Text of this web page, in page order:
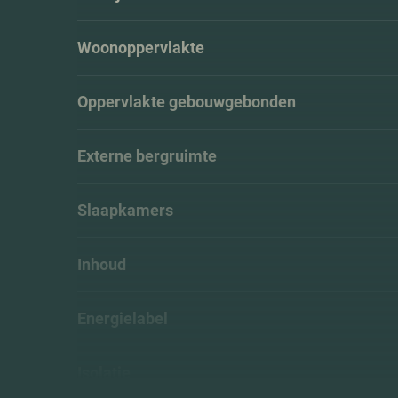
Woonoppervlakte
Oppervlakte gebouwgebonden
Externe bergruimte
Slaapkamers
Inhoud
Energielabel